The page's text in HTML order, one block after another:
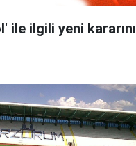
ile ilgili yeni kararını